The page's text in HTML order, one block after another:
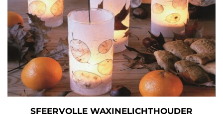
SFEERVOLLE WAXINELICHTHOUDER